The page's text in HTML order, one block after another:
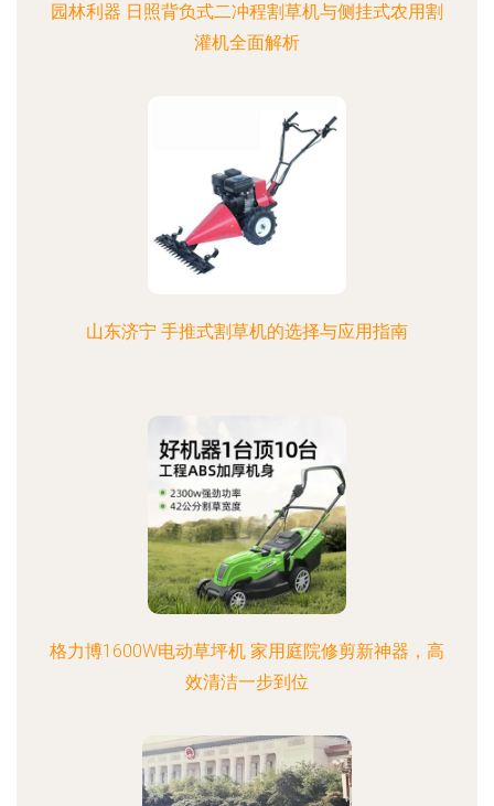
园林利器 日照背负式二冲程割草机与侧挂式农用割
灌机全面解析
山东济宁 手推式割草机的选择与应用指南
格力博1600W电动草坪机 家用庭院修剪新神器，高
效清洁一步到位